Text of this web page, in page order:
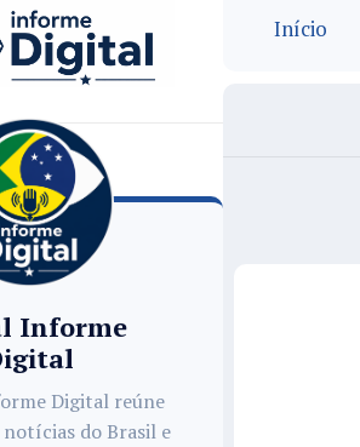
Informe
Digital reúne
do Brasil e
Início